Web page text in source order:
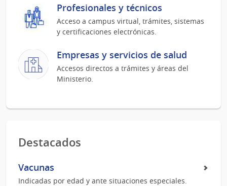
Profesionales y técnicos
Acceso a campus virtual, trámites, sistemas
y certificaciones electrónicas.
Empresas y servicios de salud
Accesos directos a trámites y áreas del
Ministerio.
Destacados
Vacunas
Indicadas por edad y ante situaciones especiales.